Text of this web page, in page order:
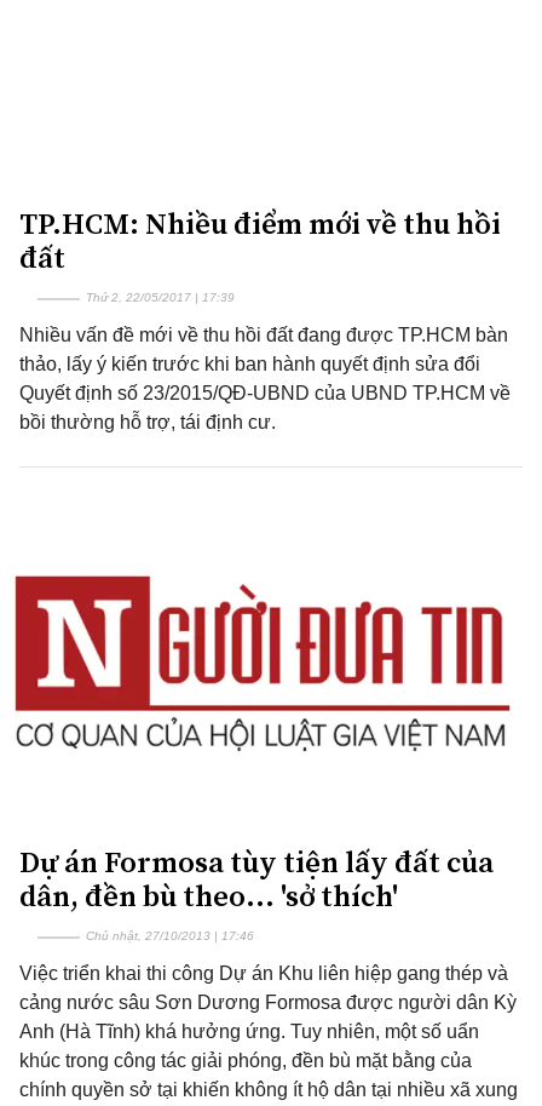
TP.HCM: Nhiều điểm mới về thu hồi
đất
Thứ 2, 22/05/2017 | 17:39
Nhiều vấn đề mới về thu hồi đất đang được TP.HCM bàn
thảo, lấy ý kiến trước khi ban hành quyết định sửa đổi
Quyết định số 23/2015/QĐ-UBND của UBND TP.HCM về
bồi thường hỗ trợ, tái định cư.
Dự án Formosa tùy tiện lấy đất của
dân, đền bù theo... 'sở thích'
Chủ nhật, 27/10/2013 | 17:46
Việc triển khai thi công Dự án Khu liên hiệp gang thép và
cảng nước sâu Sơn Dương Formosa được người dân Kỳ
Anh (Hà Tĩnh) khá hưởng ứng. Tuy nhiên, một số uẩn
khúc trong công tác giải phóng, đền bù mặt bằng của
chính quyền sở tại khiến không ít hộ dân tại nhiều xã xung